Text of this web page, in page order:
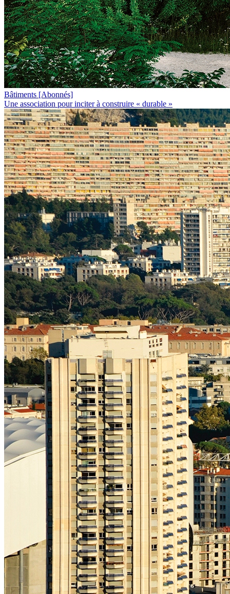
Bâtiments [Abonnés]
Une association pour inciter à construire « durable »